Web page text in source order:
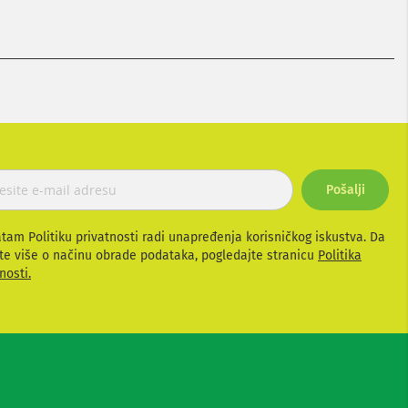
Pošalji
Politiku privatnosti radi unapređenja korisničkog iskustva. Da
više o načinu obrade podataka, pogledajte stranicu Politika